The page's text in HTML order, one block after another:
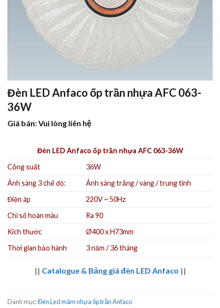
Đèn LED Anfaco ốp trần nhựa AFC 063-
36W
Giá bán: Vui lòng liên hệ
Đèn LED Anfaco ốp trần nhựa AFC 063-36W
Công suất
36W
Ánh sáng 3 chế độ:
Ánh sáng trắng /vàng /trung tính
Điện áp
220V ~ 50Hz
Chỉ số hoàn màu
Ra 90
Kích thước
Ø400 x H73mm
Thời gian bảo hành
3 năm / 36 tháng
|| Catalogue & Bảng giá đèn LED Anfaco ||
Danh mục:Đèn Led mâm nhựa ốp trần Anfaco